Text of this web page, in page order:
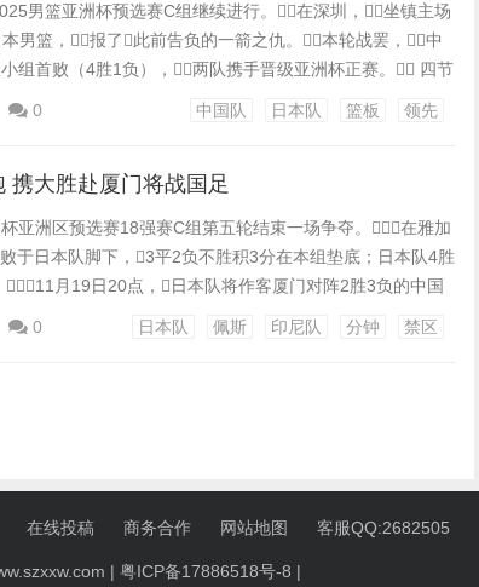
男篮亚洲杯预选赛C组继续进行。在深圳，坐镇主场
男篮，报了此前告负的一箭之仇。本轮战罢，中
组首败（4胜1负），两队携手晋级亚洲杯正赛。 四节
（中国队在前）。中国队6人得分上双，胡金秋17分
0 中国队 日本队 篮板 领先
携大胜赴厦门将战国足
亚洲区预选赛18强赛C组第五轮结束一场争夺。在雅加
于日本队脚下，3平2负不胜积3分在本组垫底；日本队4胜
月19日20点，日本队将作客厦门对阵2胜3负的中国
归化球员，并且都是来自荷兰，只有基多、雅各布是出
0 日本队 佩斯 印尼队 分钟 禁区
在线投稿 商务合作 网站地图 客服QQ:2682505
| 粤ICP备17886518号-8 |